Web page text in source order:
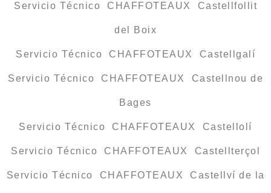
Servicio Técnico CHAFFOTEAUX Castellfollit
del Boix
Servicio Técnico CHAFFOTEAUX Castellgalí
Servicio Técnico CHAFFOTEAUX Castellnou de
Bages
Servicio Técnico CHAFFOTEAUX Castellolí
Servicio Técnico CHAFFOTEAUX Castellterçol
Servicio Técnico CHAFFOTEAUX Castellví de la